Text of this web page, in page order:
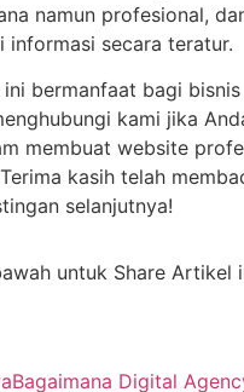
namun profesional,
informasi secara teratur.
bermanfaat bagi
kami jika
membuat website
kasih telah
selanjutnya!
untuk Share Artikel
Bagaimana Digital